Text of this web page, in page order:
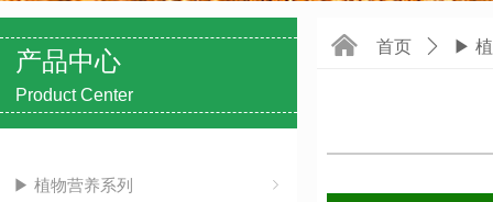
产品中心
Product Center
ꁇ
▶ 植物营养系列
낀 首页 ꄲ ▶